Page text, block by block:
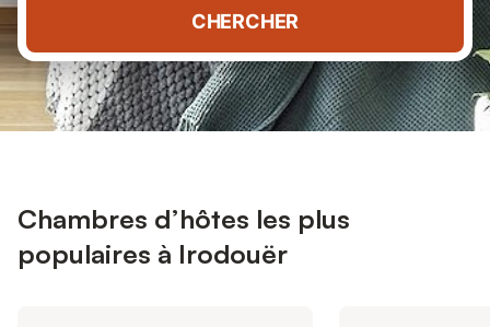
CHERCHER
Chambres d’hôtes les plus
populaires à Irodouër